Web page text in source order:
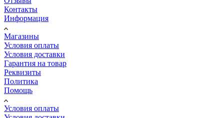
Контакты
Информация
Магазины
Условия оплаты
Условия доставки
Гарантия на товар
Реквизиты
Политика
Помощь
Условия оплаты